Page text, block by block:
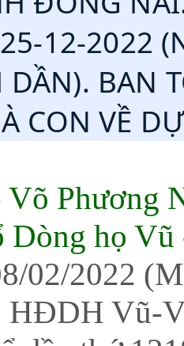
12-2022
BAN
CON VỀ
Phương
Dòng họ
02/2022
HĐDH Vũ-